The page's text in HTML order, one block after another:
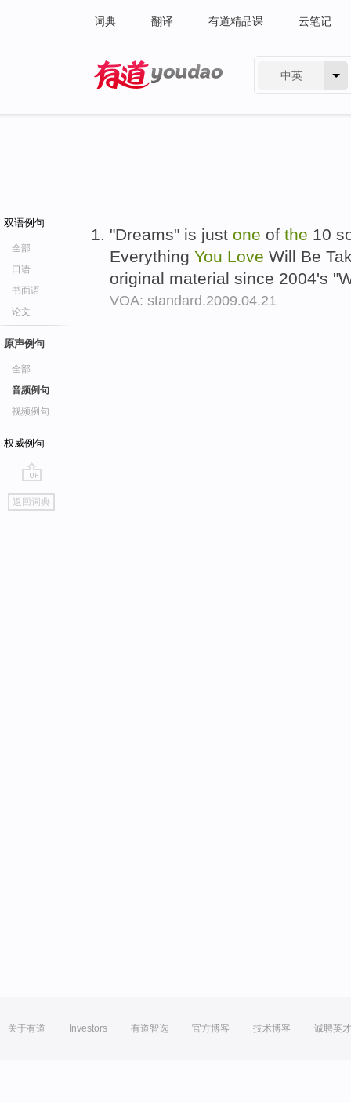
词典 翻译 有道精品课 云笔记
中英
双语例句
全部
口语
书面语
论文
原声例句
全部
音频例句
视频例句
权威例句
go
top
返回词典
"Dreams" is just one of the 10
Everything You Love Will Be
original material since 2004's
VOA: standard.2009.04.21
关于有道 Investors 有道智选 官方博客 技术博客 诚聘英才